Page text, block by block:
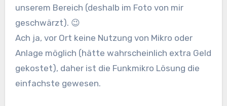
unserem Bereich (deshalb im Foto von mir
geschwärzt). 😉
Ach ja, vor Ort keine Nutzung von Mikro oder
Anlage möglich (hätte wahrscheinlich extra Geld
gekostet), daher ist die Funkmikro Lösung die
einfachste gewesen.